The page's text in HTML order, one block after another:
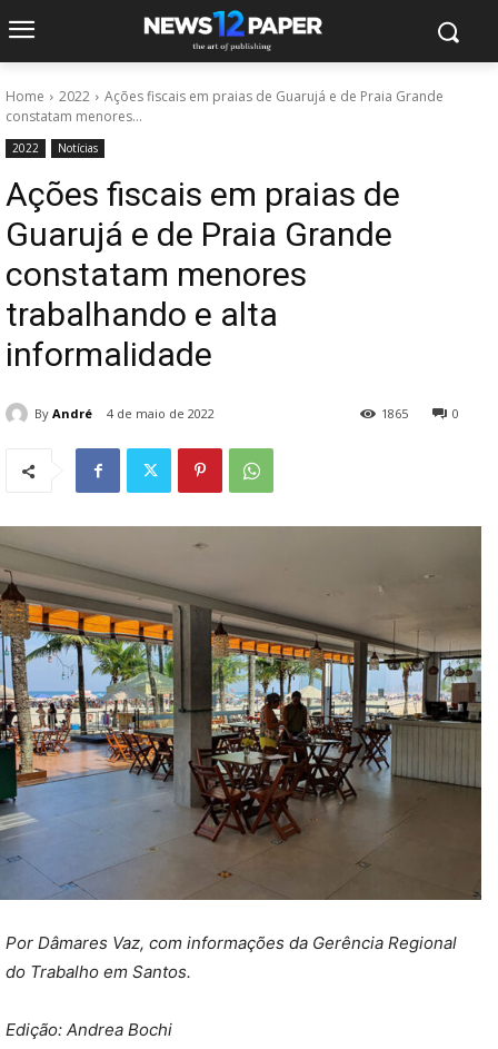
Home 2022
Ações fiscais em praias de Guarujá e de Praia Grande
constatam menores...
2022 Notícias
Ações fiscais em praias de
Guarujá e de Praia Grande
constatam menores
trabalhando e alta
informalidade
By André 4 de maio de 2022 0
1865
Por Dâmares Vaz, com informações da Gerência Regional
do Trabalho em Santos.
Edição: Andrea Bochi